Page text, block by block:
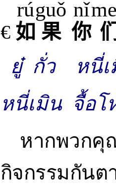
€ 如
rú
果
guǒ
你
nǐ
ยู๋ กั่ว
หนี่
หนี่เมิน จื้อโ
หากพวกคุ
กิจกรรมกันต